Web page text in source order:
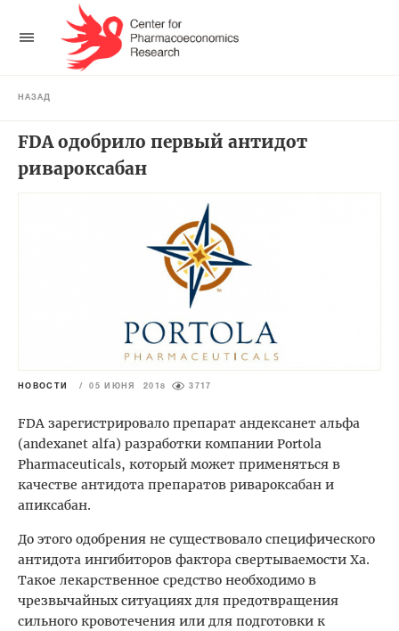
НАЗАД
FDA одобрило первый антидот
ривароксабан
НОВОСТИ / 05 ИЮНЯ 2018 3717
FDA зарегистрировало препарат андексанет альфа
(andexanet alfa) разработки компании Portola
Pharmaceuticals, который может применяться в
качестве антидота препаратов ривароксабан и
апиксабан.
До этого одобрения не существовало специфического
антидота ингибиторов фактора свертываемости Ха.
Такое лекарственное средство необходимо в
чрезвычайных ситуациях для предотвращения
сильного кровотечения или для подготовки к